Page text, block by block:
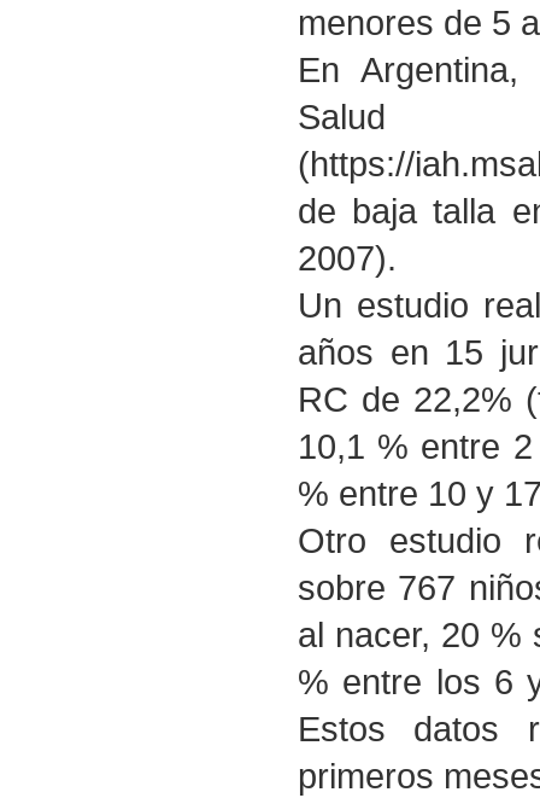
menores de 5
En
Salud
(https://
de baja talla
2007).
Un estudio
años en 15
RC de 22,2%
10,1 % entre
% entre 10 y
Otro estudio
sobre 767
al nacer, 20 %
% entre los 6
Estos datos
primeros